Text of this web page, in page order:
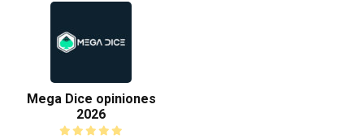
Mega Dice opiniones
2026